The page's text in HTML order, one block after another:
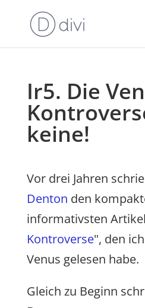
Ir5. Die
keine!
Vor drei Jahren
Denton den
informativsten
Kontroverse", den
Venus gelesen habe.
Gleich zu Beginn